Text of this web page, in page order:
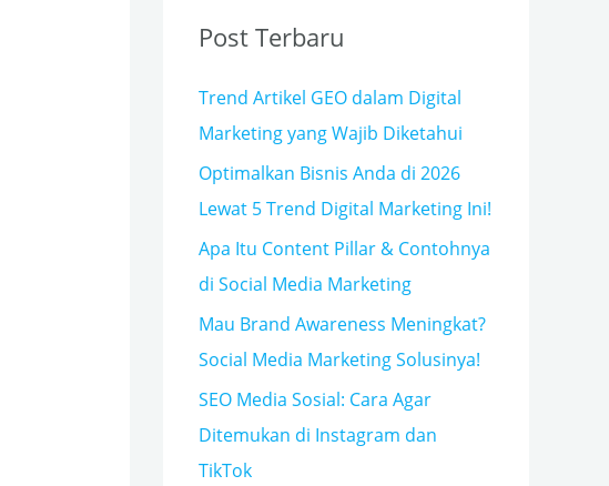
Post Terbaru
Trend Artikel GEO dalam Digital
Marketing yang Wajib Diketahui
Optimalkan Bisnis Anda di 2026
Lewat 5 Trend Digital Marketing Ini!
Apa Itu Content Pillar & Contohnya
di Social Media Marketing
Mau Brand Awareness Meningkat?
Social Media Marketing Solusinya!
SEO Media Sosial: Cara Agar
Ditemukan di Instagram dan
TikTok